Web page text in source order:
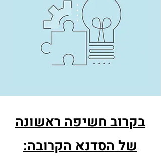
בקרוב חשיפה ראשונה
של הסדנא הקרובה: